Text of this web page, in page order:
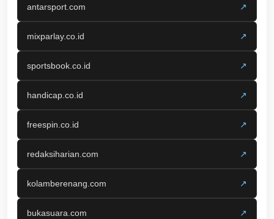
antarsport.com ↗
mixparlay.co.id ↗
sportsbook.co.id ↗
handicap.co.id ↗
freespin.co.id ↗
redaksiharian.com ↗
kolamberenang.com ↗
bukasuara.com ↗